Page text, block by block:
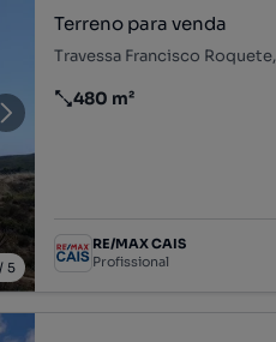
5
Terreno para venda
Travessa Francisco
Preço por metro quadrado
480 m²
RE/MAX CAIS
Profissional